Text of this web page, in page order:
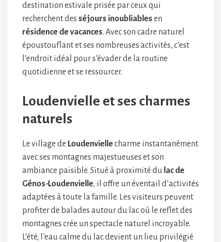
destination estivale prisée par ceux qui
recherchent des séjours inoubliables en
résidence de vacances. Avec son cadre naturel
époustouflant et ses nombreuses activités, c’est
l’endroit idéal pour s’évader de la routine
quotidienne et se ressourcer.
Loudenvielle et ses charmes
naturels
Le village de Loudenviellecharme instantanément
avec ses montagnes majestueuses et son
ambiance paisible. Situé à proximité du lac de
Génos-Loudenvielle, il offre un éventail d’activités
adaptées à toute la famille. Les visiteurs peuvent
profiter de balades autour du lac où le reflet des
montagnes crée un spectacle naturel incroyable.
L’été, l’eau calme du lac devient un lieu privilégié